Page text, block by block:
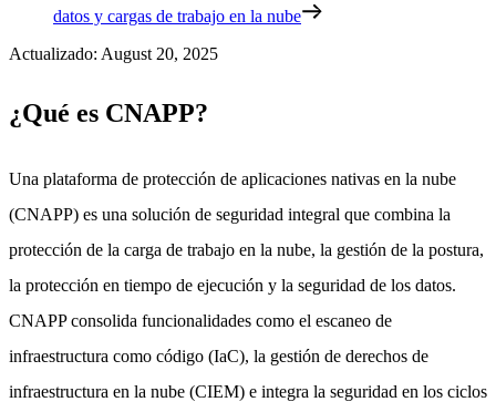
datos y cargas de trabajo en la nube
Actualizado: August 20, 2025
¿Qué es CNAPP?
Una plataforma de protección de aplicaciones nativas en la nube
(CNAPP) es una solución de seguridad integral que combina la
protección de la carga de trabajo en la nube, la gestión de la postura,
la protección en tiempo de ejecución y la seguridad de los datos.
CNAPP consolida funcionalidades como el escaneo de
infraestructura como código (IaC), la gestión de derechos de
infraestructura en la nube (CIEM) e integra la seguridad en los ciclos